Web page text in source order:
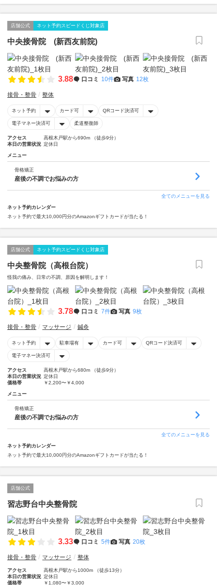
店舗公式 ネット予約スピードくじ対象店
中央接骨院 (新西友前院)
3.88 口コミ 10件 写真 12枚
接骨・整骨 整体
ネット予約 カード可 QRコード決済可
電子マネー決済可 柔道整復師
アクセス
高根木戸駅から690m （徒歩9分）
本日の営業状況 定休日
メニュー
骨格矯正
産後の不調でお悩みの方
全てのメニューを見る
ネット予約カレンダー
ネット予約で最大10,000円分のAmazonギフトカードが当たる！
店舗公式 ネット予約スピードくじ対象店
中央整骨院（高根台院）
怪我の痛み、日常の不調、原因を解明します！
3.78 口コミ 7件 写真 9枚
接骨・整骨 マッサージ 鍼灸
ネット予約 駐車場有 カード可 QRコード決済可
電子マネー決済可
アクセス
高根木戸駅から680m （徒歩9分）
本日の営業状況 定休日
価格帯
￥2,200〜￥4,000
メニュー
骨格矯正
産後の不調でお悩みの方
全てのメニューを見る
ネット予約カレンダー
ネット予約で最大10,000円分のAmazonギフトカードが当たる！
店舗公式
習志野台中央整骨院
3.33 口コミ 5件 写真 20枚
接骨・整骨 マッサージ 整体
アクセス
高根木戸駅から1000m （徒歩13分）
本日の営業状況 定休日
価格帯
￥1,080〜￥3,000